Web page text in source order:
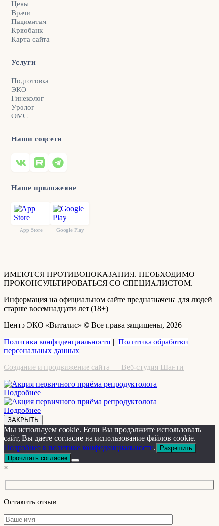
Цены
Врачи
Пациентам
Криобанк
Карта сайта
Услуги
Подготовка
ЭКО
Гинеколог
Уролог
ОМС
Наши соцсети
Наше приложение
App Store Google Play
ИМЕЮТСЯ ПРОТИВОПОКАЗАНИЯ. НЕОБХОДИМО
ПРОКОНСУЛЬТИРОВАТЬСЯ СО СПЕЦИАЛИСТОМ.
Информация на официальном сайте предназначена для людей
старше восемнадцати лет (18+).
Центр ЭКО «Виталис» © Все права защищены, 2026
Политика конфиденциальности | Политика обработки
персональных данных
Создание и продвижение сайта — Веб-студия Шанти
Подробнее
Подробнее
ЗАКРЫТЬ
Мы используем cookie. Если Вы продолжите использовать
сайт, Вы даете согласие на использование файлов cookie.
Подробнее в политике конфиденциальности.
Разрешить
Прочитать согласие
×
Оставить отзыв